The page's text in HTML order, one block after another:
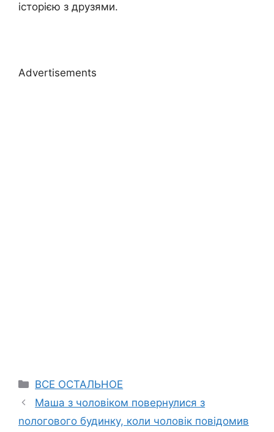
історією з друзями.
Advertisements
Categories
ВСЕ ОСТАЛЬНОЕ
Маша з чоловіком повернулися з
nологового будинку, коли чоловік повідомив